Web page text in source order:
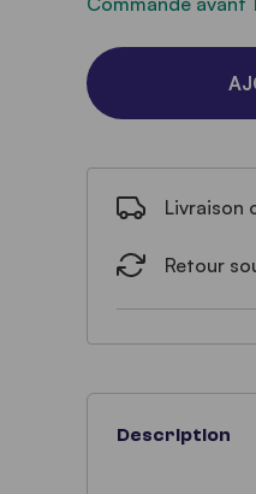
Livraison
Retour
Description